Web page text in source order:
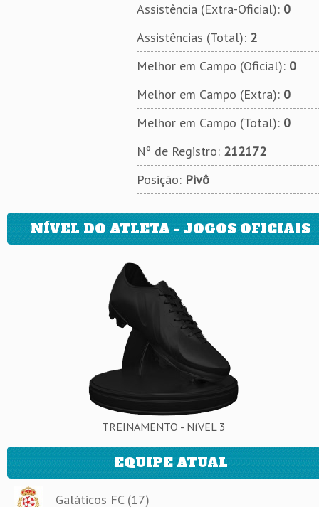
Assistência (Extra-Oficial): 0
Assistências (Total): 2
Melhor em Campo (Oficial): 0
Melhor em Campo (Extra): 0
Melhor em Campo (Total): 0
Nº de Registro: 212172
Posição: Pivô
NÍVEL DO ATLETA - JOGOS OFICIAIS
TREINAMENTO - NíVEL 3
EQUIPE ATUAL
Galáticos FC (17)